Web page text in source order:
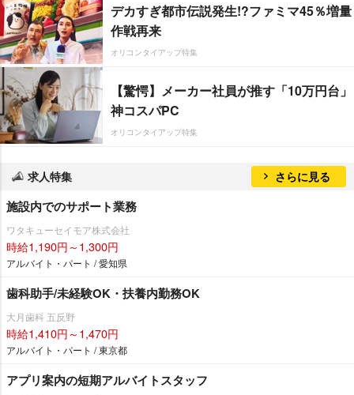
デカすぎ都市伝説発生!?ファミマ45％増量
作戦再来
オリコンタイアップ特集
【驚愕】メーカー社員が推す「10万円台」
神コスパPC
オリコンタイアップ特集
求人特集 さらに見る
施設内でのサポート業務
ワタキューセイモア株式会社
時給1,190円～1,300円
アルバイト・パート / 愛知県
歯科助手/未経験OK・扶養内勤務OK
大月歯科 五反野
時給1,410円～1,470円
アルバイト・パート / 東京都
アプリ案内の短期アルバイトスタッフ